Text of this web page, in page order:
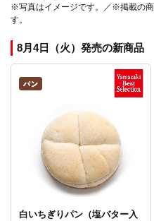
※写真はイメージです。／※掲載の
す。
8月4日（火）発売の新商品
白いちぎりパン（塩バター入